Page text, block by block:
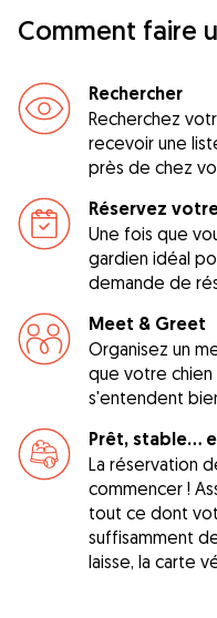
Comment faire
Rechercher
Recherchez
recevoir une
près de chez
Réservez
Une fois que
gardien idéal
demande de
Meet & Greet
Organisez un
que votre
s'entendent
Prêt, stable...
La réservation
commencer !
tout ce dont
suffisamment
laisse, la carte